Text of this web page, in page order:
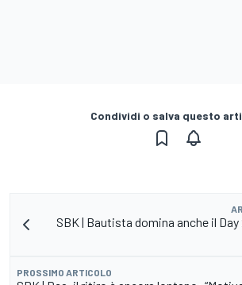
Condividi o salva questo
SBK | Bautista domina anche il
PROSSIMO ARTICOLO